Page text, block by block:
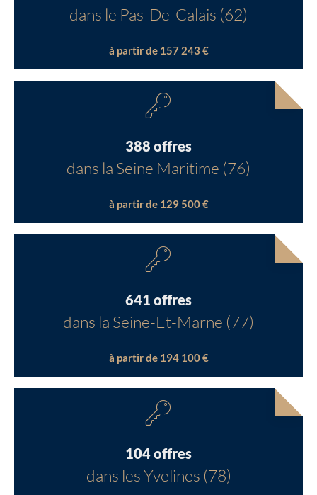
dans le Pas-De-Calais (62)
à partir de 157 243 €
388 offres
dans la Seine Maritime (76)
à partir de 129 500 €
641 offres
dans la Seine-Et-Marne (77)
à partir de 194 100 €
104 offres
dans les Yvelines (78)